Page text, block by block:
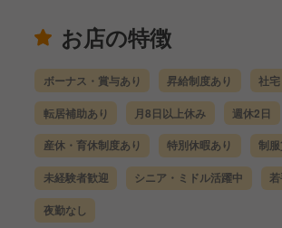
お店の特徴
ボーナス・賞与あり 昇給制度あり 社
転居補助あり 月8日以上休み 週休2日
産休・育休制度あり 特別休暇あり 制
未経験者歓迎 シニア・ミドル活躍中
夜勤なし